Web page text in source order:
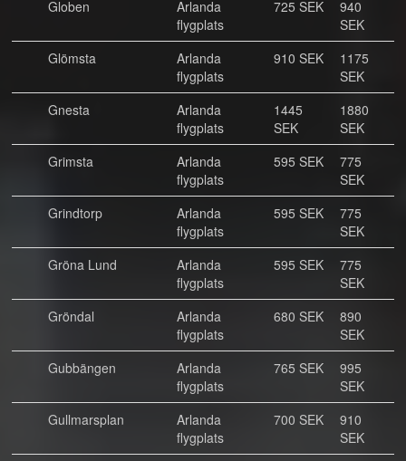
Globen
Arlanda
flygplats
725 SEK
940
SEK
Glömsta
Arlanda
flygplats
910 SEK
1175
SEK
Gnesta
Arlanda
flygplats
1445
SEK
1880
SEK
Grimsta
Arlanda
flygplats
595 SEK
775
SEK
Grindtorp
Arlanda
flygplats
595 SEK
775
SEK
Gröna Lund
Arlanda
flygplats
595 SEK
775
SEK
Gröndal
Arlanda
flygplats
680 SEK
890
SEK
Gubbängen
Arlanda
flygplats
765 SEK
995
SEK
Gullmarsplan
Arlanda
flygplats
700 SEK
910
SEK